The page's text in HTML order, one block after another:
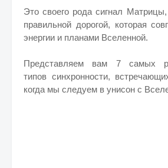
Это своего рода сигнал
правильной дорогой, которая
энергии и планами Вселенной.
Представляем вам 7 самых
типов синхронности,
когда мы следуем в унисон с